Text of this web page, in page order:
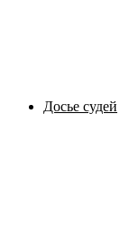
Досье судей